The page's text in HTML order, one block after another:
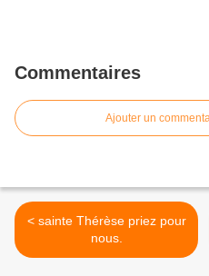
Commentaires
Ajouter un
< sainte Thérèse priez pour
nous.